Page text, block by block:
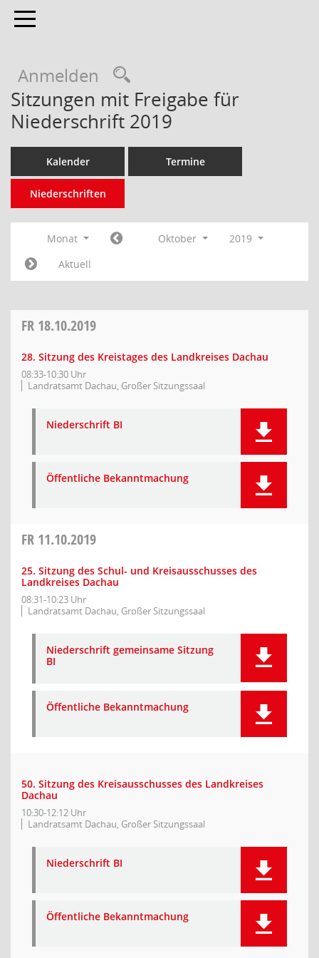
Toggle navigation
Anmelden
Sitzungen mit Freigabe für
Niederschrift 2019
Kalender Termine
Niederschriften
Monat Oktober
2019
Aktuell
FR 18.10.2019
28. Sitzung des Kreistages des Landkreises Dachau
08:33-10:30 Uhr
Landratsamt Dachau, Großer Sitzungssaal
Niederschrift BI
Öffentliche Bekanntmachung
FR 11.10.2019
25. Sitzung des Schul- und Kreisausschusses des
Landkreises Dachau
08:31-10:23 Uhr
Landratsamt Dachau, Großer Sitzungssaal
Niederschrift gemeinsame Sitzung
BI
Öffentliche Bekanntmachung
50. Sitzung des Kreisausschusses des Landkreises
Dachau
10:30-12:12 Uhr
Landratsamt Dachau, Großer Sitzungssaal
Niederschrift BI
Öffentliche Bekanntmachung